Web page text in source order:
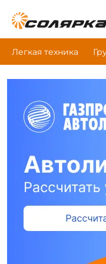
Легкая техника
Главная
Dalian Cpcd150Qb
Погрузчики